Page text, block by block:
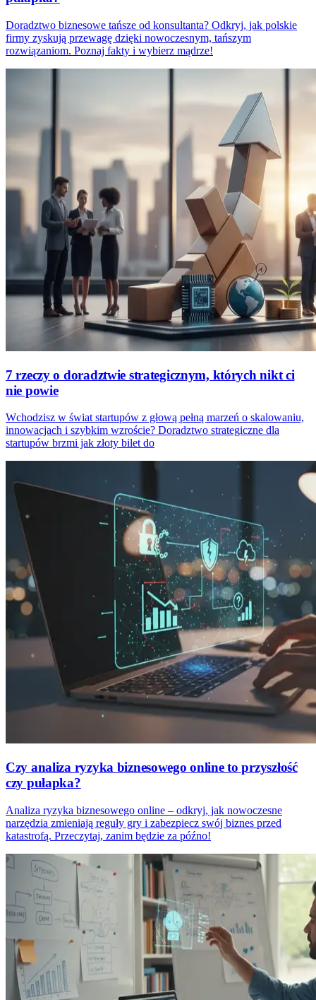
Doradztwo biznesowe tańsze od konsultanta? Odkryj, jak polskie
firmy zyskują przewagę dzięki nowoczesnym, tańszym
rozwiązaniom. Poznaj fakty i wybierz mądrze!
7 rzeczy o doradztwie strategicznym, których nikt ci
nie powie
Wchodzisz w świat startupów z głową pełną marzeń o skalowaniu,
innowacjach i szybkim wzroście? Doradztwo strategiczne dla
startupów brzmi jak złoty bilet do
Czy analiza ryzyka biznesowego online to przyszłość
czy pułapka?
Analiza ryzyka biznesowego online – odkryj, jak nowoczesne
narzędzia zmieniają reguły gry i zabezpiecz swój biznes przed
katastrofą. Przeczytaj, zanim będzie za późno!